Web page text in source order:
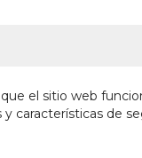
el sitio web
características de